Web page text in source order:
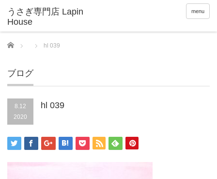
menu
Home hl 039
ブログ
8.12
2020
hl 039